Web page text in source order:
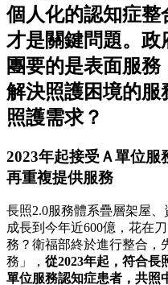
個人化的認知症整
才是關鍵問題。政
團要的是表面服
解決照護困境的服
照護需求？
2023年起接受Ａ單位服
再重複提供服務
長照2.0服務體系疊層架屋
成長到今年近600億，花在
務？衛福部終於進行整合，
務」， 從2023年起，符合長
單位服務認知症患者，共照